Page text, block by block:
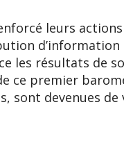
leurs
d’information
les résultats de
ce premier
sont devenues